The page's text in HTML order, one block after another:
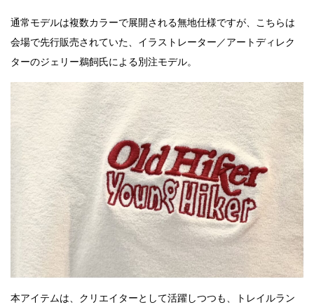
通常モデルは複数カラーで展開される無地仕様ですが、こちらは
会場で先行販売されていた、イラストレーター／アートディレク
ターのジェリー鵜飼氏による別注モデル。
本アイテムは、クリエイターとして活躍しつつも、トレイルラン